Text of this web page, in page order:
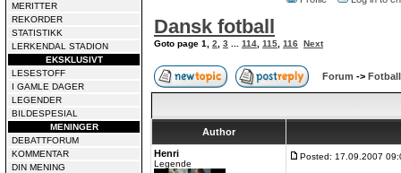
MERITTER
REKORDER
STATISTIKK
LERKENDAL STADION
EKSKLUSIVT
LESESTOFF
I GAMLE DAGER
LEGENDER
BILDESPESIAL
MENINGER
DEBATTFORUM
KOMMENTAR
DIN MENING
Dansk fotball
Goto page 1 2 3 114 115 116 Next
Forum ->
Author
Henri
Legende
Posted: 17.09.2007